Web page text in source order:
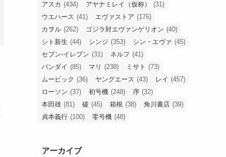
アスカ (434) アヤナミレイ（仮称）
(31)
ウエハース (41) エヴァストア (176)
カヲル (262) ゴジラ対エヴァンゲリオン (40)
シト新生 (44) シンジ (353) シン・エヴァ (45)
セブン-イレブン (31) ネルフ (41)
バンダイ (85) マリ (238) ミサト (73)
ムービック (36) ヤングエース (43) レイ (457)
ローソン (37) 初号機 (248) 序 (32)
本田雄 (81) 破 (45) 箱根 (38) 角川書店 (39)
貞本義行 (100) 零号機 (48)
アーカイブ